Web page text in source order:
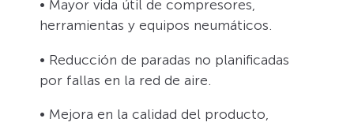
• Mayor vida útil de compresores,
herramientas y equipos neumáticos.
• Reducción de paradas no planificadas
por fallas en la red de aire.
• Mejora en la calidad del producto,